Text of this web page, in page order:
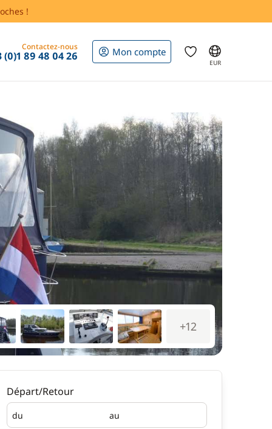
!
Contactez-nous
(0)1 89 48 04 26 Mon compte
EUR
+12
Départ/Retour
du
Départ au
Retour